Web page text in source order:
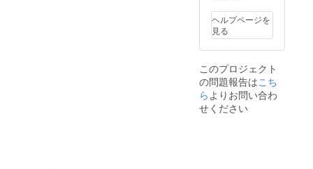
ヘルプページを
見る
このプロジェクト
の問題報告はこち
らよりお問い合わ
せください